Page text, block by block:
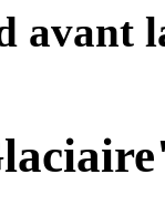
avant